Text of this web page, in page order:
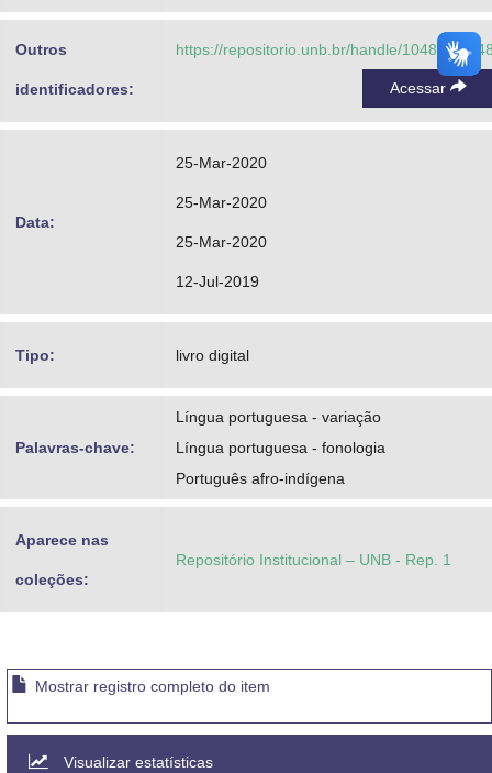
Outros
identificadores:
https://repositorio.unb.br/handle/10482/
Acessar
Data:
25-Mar-2020
25-Mar-2020
25-Mar-2020
12-Jul-2019
Tipo: livro digital
Palavras-chave:
Língua portuguesa - variação
Língua portuguesa - fonologia
Português afro-indígena
Aparece nas
coleções:
Repositório Institucional – UNB - Rep. 1
Mostrar registro completo do item
Visualizar estatísticas